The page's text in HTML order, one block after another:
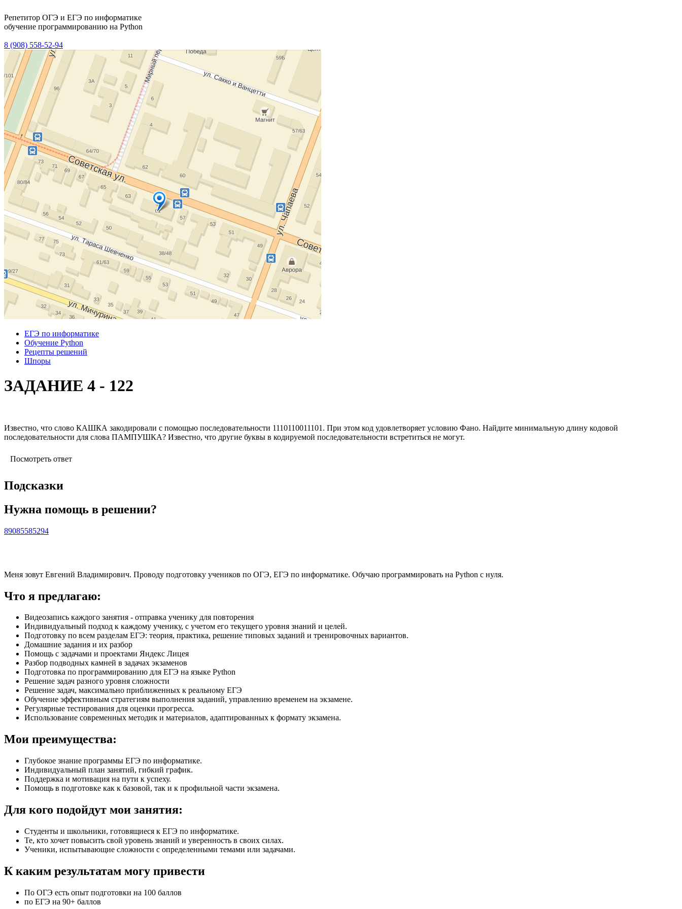
Репетитор ОГЭ и ЕГЭ по информатике
обучение программированию на Python
8 (908) 558-52-94
ЕГЭ по информатике
Обучение Python
Рецепты решений
Шпоры
ЗАДАНИЕ 4 - 122
Известно, что слово КАШКА закодировали с помощью последовательности 1110110011101. При этом код удовлетворяет условию Фано. Найдите минимальную длину кодовой
последовательности для слова ПАМПУШКА? Известно, что другие буквы в кодируемой последовательности встретиться не могут.
Посмотреть ответ
Подсказки
Нужна помощь в решении?
89085585294
Меня зовут Евгений Владимирович. Проводу подготовку учеников по ОГЭ, ЕГЭ по информатике. Обучаю программировать на Python с нуля.
Что я предлагаю:
Видеозапись каждого занятия - отправка ученику для повторения
Индивидуальный подход к каждому ученику, с учетом его текущего уровня знаний и целей.
Подготовку по всем разделам ЕГЭ: теория, практика, решение типовых заданий и тренировочных вариантов.
Домашние задания и их разбор
Помощь с задачами и проектами Яндекс Лицея
Разбор подводных камней в задачах экзаменов
Подготовка по программированию для ЕГЭ на языке Python
Решение задач разного уровня сложности
Решение задач, максимально приближенных к реальному ЕГЭ
Обучение эффективным стратегиям выполнения заданий, управлению временем на экзамене.
Регулярные тестирования для оценки прогресса.
Использование современных методик и материалов, адаптированных к формату экзамена.
Мои преимущества:
Глубокое знание программы ЕГЭ по информатике.
Индивидуальный план занятий, гибкий график.
Поддержка и мотивация на пути к успеху.
Помощь в подготовке как к базовой, так и к профильной части экзамена.
Для кого подойдут мои занятия:
Студенты и школьники, готовящиеся к ЕГЭ по информатике.
Те, кто хочет повысить свой уровень знаний и уверенность в своих силах.
Ученики, испытывающие сложности с определенными темами или задачами.
К каким результатам могу привести
По ОГЭ есть опыт подготовки на 100 баллов
по ЕГЭ на 90+ баллов